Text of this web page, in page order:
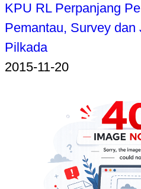
KPU RL Perpanjang
Pemantau, Survey dan
Pilkada
2015-11-20